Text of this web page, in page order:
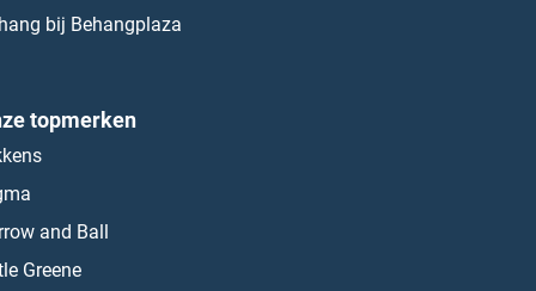
bij Behangplaza
topmerken
and Ball
Greene